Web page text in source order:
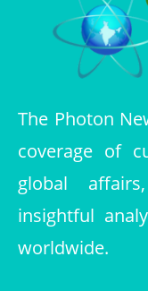
The Photon
coverage of
global
insightful
worldwide.